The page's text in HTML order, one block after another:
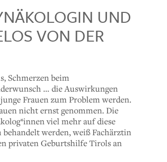
UND
VON DER
Schmerzen beim
… die Auswirkungen
Frauen zum Problem werden.
nicht ernst genommen. Die
viel mehr auf diese
werden, weiß Fachärztin
privaten Geburtshilfe Tirols an